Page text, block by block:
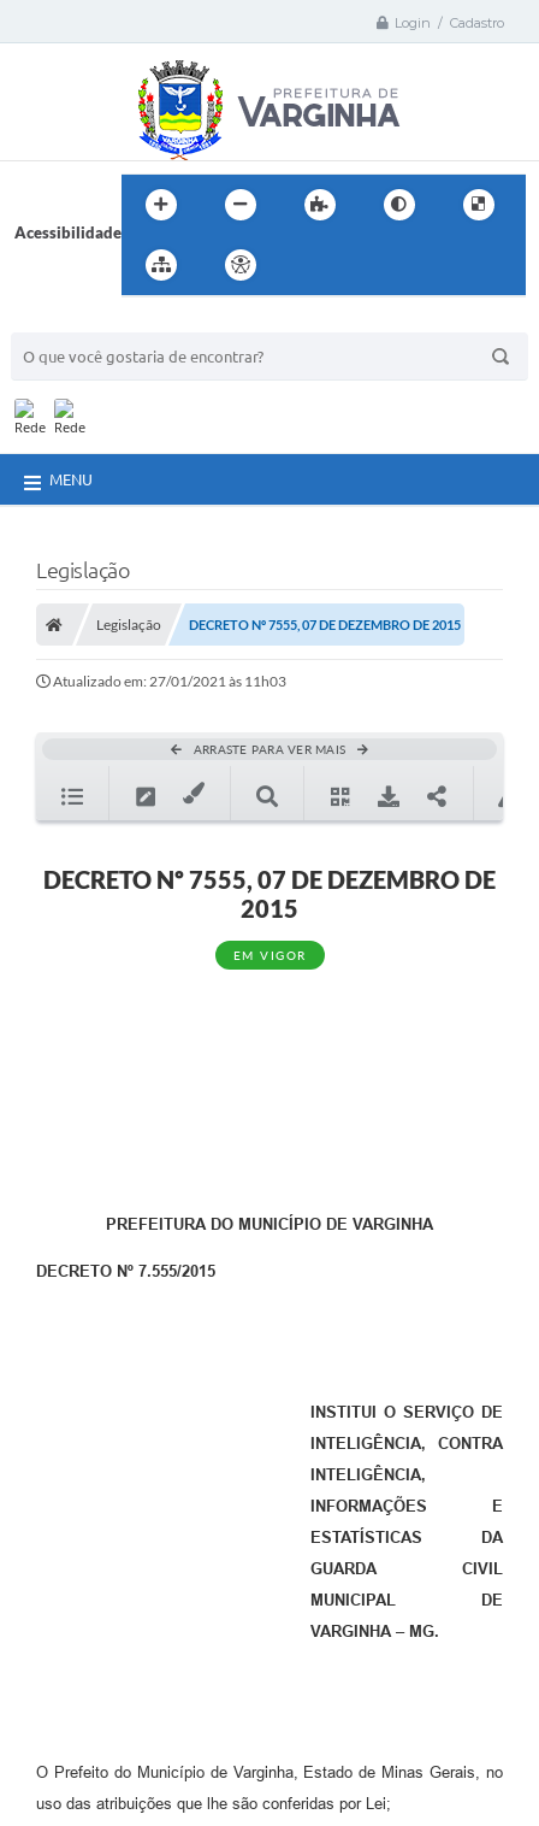
Login / Cadastro
Acessibilidade
MENU
Legislação
Legislação DECRETO Nº 7555, 07 DE DEZEMBRO DE 2015
Atualizado em: 27/01/2021 às 11h03
ARRASTE PARA VER MAIS
DECRETO Nº 7555, 07 DE DEZEMBRO DE
2015
EM VIGOR
PREFEITURA DO MUNICÍPIO DE VARGINHA
DECRETO Nº 7.555/2015
INSTITUI O SERVIÇO DE
INTELIGÊNCIA, CONTRA
INTELIGÊNCIA,
INFORMAÇÕES E
ESTATÍSTICAS DA
GUARDA CIVIL
MUNICIPAL DE
VARGINHA – MG.
O Prefeito do Município de Varginha, Estado de Minas Gerais, no
uso das atribuições que lhe são conferidas por Lei;